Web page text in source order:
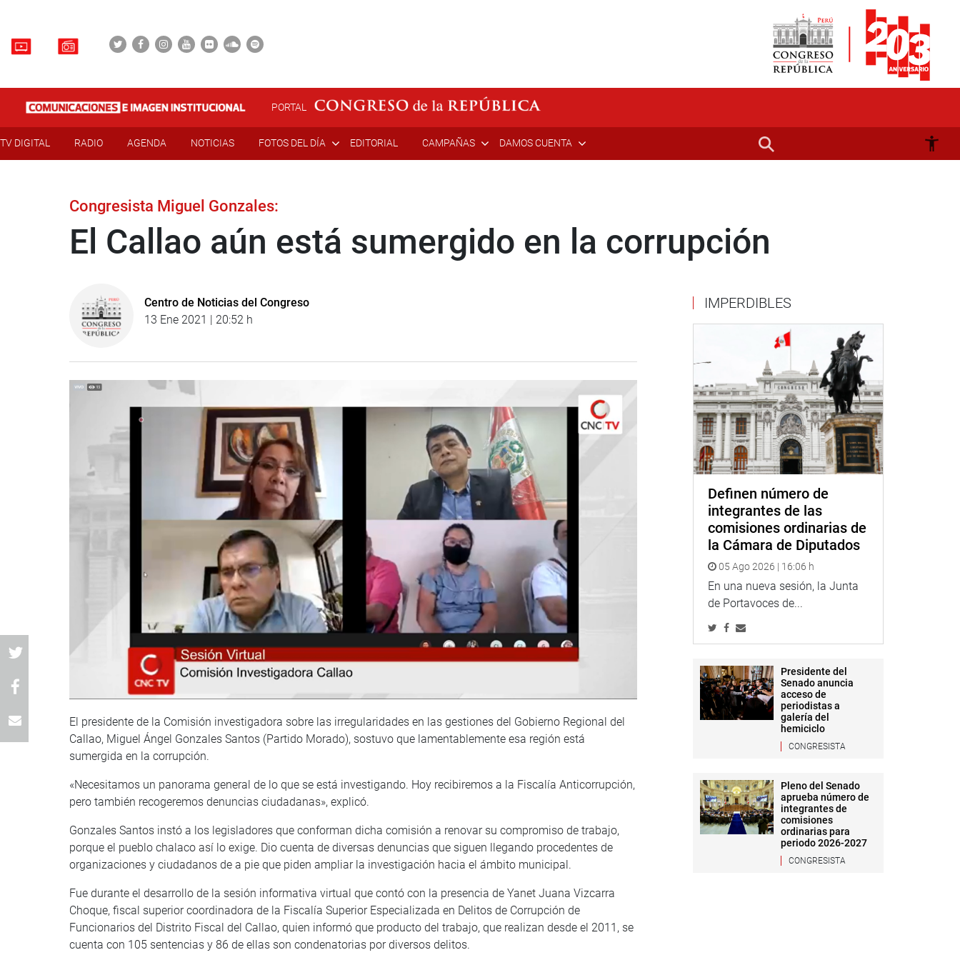
PORTAL
TV DIGITAL RADIO AGENDA NOTICIAS FOTOS DEL DÍA EDITORIAL CAMPAÑAS DAMOS CUENTA
Congresista Miguel Gonzales:
El Callao aún está sumergido en la corrupción
Centro de Noticias del Congreso
13 Ene 2021 | 20:52 h
El presidente de la Comisión investigadora sobre las irregularidades en las gestiones del Gobierno Regional del
Callao, Miguel Ángel Gonzales Santos (Partido Morado), sostuvo que lamentablemente esa región está
sumergida en la corrupción.
«Necesitamos un panorama general de lo que se está investigando. Hoy recibiremos a la Fiscalía Anticorrupción,
pero también recogeremos denuncias ciudadanas», explicó.
Gonzales Santos instó a los legisladores que conforman dicha comisión a renovar su compromiso de trabajo,
porque el pueblo chalaco así lo exige. Dio cuenta de diversas denuncias que siguen llegando procedentes de
organizaciones y ciudadanos de a pie que piden ampliar la investigación hacia el ámbito municipal.
Fue durante el desarrollo de la sesión informativa virtual que contó con la presencia de Yanet Juana Vizcarra
Choque, fiscal superior coordinadora de la Fiscalía Superior Especializada en Delitos de Corrupción de
Funcionarios del Distrito Fiscal del Callao, quien informó que producto del trabajo, que realizan desde el 2011, se
cuenta con 105 sentencias y 86 de ellas son condenatorias por diversos delitos.
IMPERDIBLES
Definen número de
integrantes de las
comisiones ordinarias de
la Cámara de Diputados
05 Ago 2026 | 16:06 h
En una nueva sesión, la Junta
de Portavoces de...
Presidente del
Senado anuncia
acceso de
periodistas a
galería del
hemiciclo
CONGRESISTA
Pleno del Senado
aprueba número de
integrantes de
comisiones
ordinarias para
periodo 2026-2027
CONGRESISTA